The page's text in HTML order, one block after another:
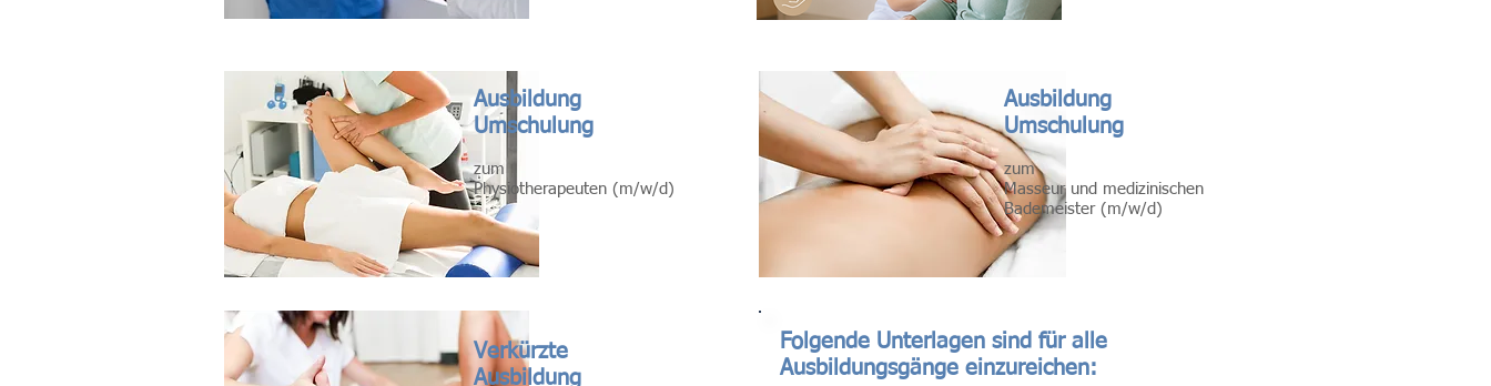
Ausbildung
Umschulung
zum
Physiotherapeuten (m/w/d)
Verkürzte
Ausbildung
Ausbildung
Umschulung
zum
Masseur und medizinischen
Bademeister (m/w/d)
Folgende Unterlagen sind für alle
Ausbildungsgänge einzureichen: